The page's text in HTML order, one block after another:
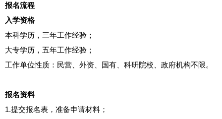
报名流程
入学资格
本科学历，三年工作经验；
大专学历，五年工作经验；
工作单位性质：民营、外资、国有、科研院校、政府机构不限。
报名资料
1.提交报名表，准备申请材料；